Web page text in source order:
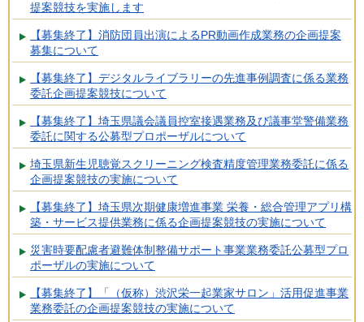
提案競技を実施します
【募集終了】消防団員出演によるPR動画作成業務の企画提案
募集について
【募集終了】デジタルライブラリーの先進事例調査に係る業務
委託企画提案競技について
【募集終了】埼玉県議会議員控室接遇業務及び議事堂警備業務
委託に関する公募型プロポーザルについて
埼玉県新生児聴覚スクリーニング検査精度管理業務委託に係る
企画提案競技の実施について
【募集終了】埼玉県次期健康増進事業 栄養・総合管理アプリ構
築・サービス提供業務に係る企画提案競技の実施について
災害時要配慮者避難体制整備サポート事業業務委託公募型プロ
ポーザルの実施について
【募集終了】「（仮称）渋沢栄一起業家サロン」活用促進事業
業務委託の企画提案競技の実施について